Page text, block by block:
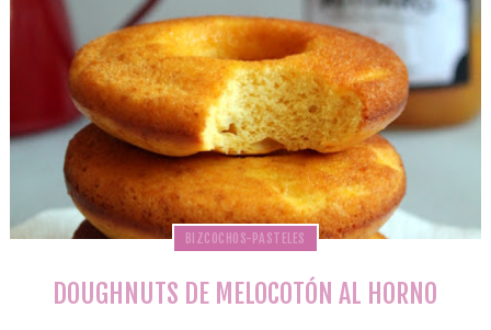
BIZCOCHOS-PASTELES
DOUGHNUTS DE MELOCOTÓN AL HORNO